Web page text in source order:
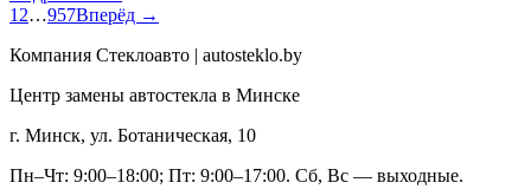
1 2…957Вперёд →
Компания Стеклоавто | autosteklo.by
Центр замены автостекла в Минске
г. Минск, ул. Ботаническая, 10
Пн–Чт: 9:00–18:00; Пт: 9:00–17:00. Сб, Вс — выходные.